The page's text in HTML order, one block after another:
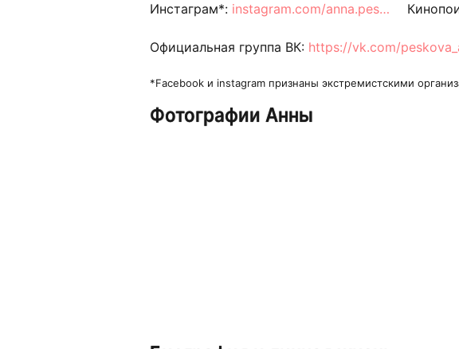
Инстаграм*: instagram.com/anna.pes…
Официальная группа ВК: https://vk.com/
*Facebook и instagram признаны экстремистскими
Фотографии Анны